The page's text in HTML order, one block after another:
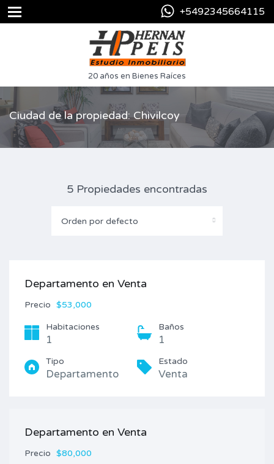
+5492345664115
20 años en Bienes Raíces
Ciudad de la propiedad: Chivilcoy
5 Propiedades encontradas
Orden por defecto
Departamento en Venta
Precio $53,000
Habitaciones
1
Baños
1
Tipo
Departamento
Estado
Venta
Departamento en Venta
Precio $80,000